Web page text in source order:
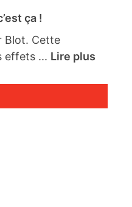
ça !
Blot. Cette
effets ... Lire plus